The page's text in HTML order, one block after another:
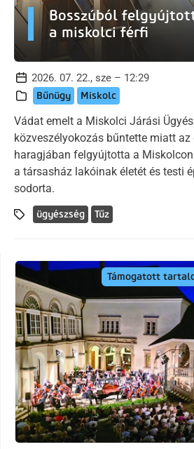
Bosszúból
a miskolci férfi
2026. 07. 22., sze – 12:29
Bűnügy Miskolc
Vádat emelt a Miskolci Járási
közveszélyokozás bűntette miatt az
haragjában felgyújtotta a
a társasház lakóinak életét és testi
sodorta.
ügyészség Tűz
Támogatott